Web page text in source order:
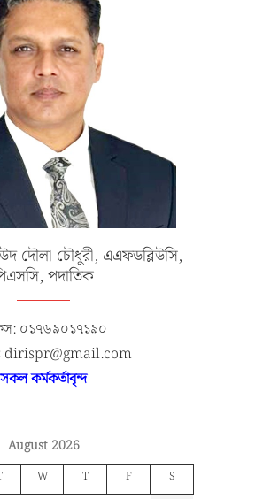
দৌলা চৌধুরী, এএফডব্লিউসি,
পদাতিক
০১৭৬৯০১৭১৯০
dirispr@gmail.com
সকল কর্মকর্তাবৃন্দ
August 2026
W T F S